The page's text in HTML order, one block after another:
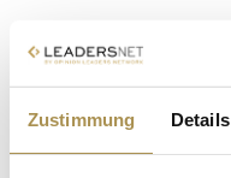
Zustimmung Details